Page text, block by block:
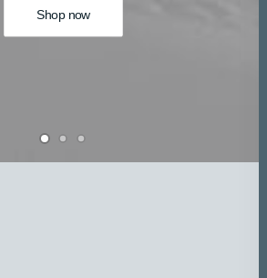
Shop now